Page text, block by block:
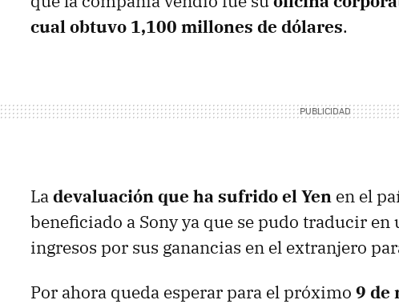
cual obtuvo 1,100 millones de dólares.
Ladevaluación que ha sufrido el Yen en el
beneficiado a Sony ya que se pudo traducir
ingresos por sus ganancias en el extranjero
Por ahora queda esperar para el próximo 9 de